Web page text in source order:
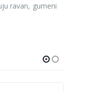
ravan, gumeni